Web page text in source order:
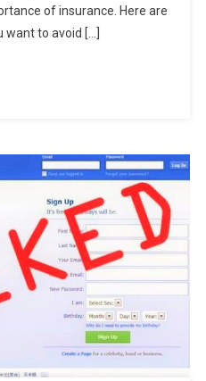
Avoid
of insurance. Here are
to avoid […]